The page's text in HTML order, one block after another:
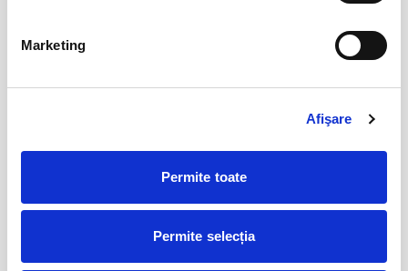
Marketing
Afişare
Permite toate
Permite selecția
aug
BILETE